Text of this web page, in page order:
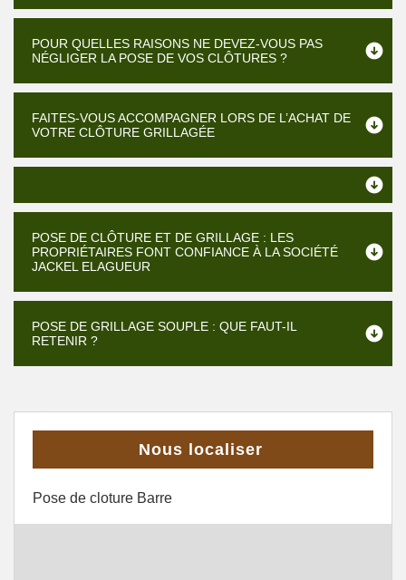
POUR QUELLES RAISONS NE DEVEZ-VOUS PAS
NÉGLIGER LA POSE DE VOS CLÔTURES ?
FAITES-VOUS ACCOMPAGNER LORS DE L’ACHAT DE
VOTRE CLÔTURE GRILLAGÉE
POSE DE CLÔTURE ET DE GRILLAGE : LES
PROPRIÉTAIRES FONT CONFIANCE À LA SOCIÉTÉ
JACKEL ELAGUEUR
POSE DE GRILLAGE SOUPLE : QUE FAUT-IL
RETENIR ?
Nous localiser
Pose de cloture Barre